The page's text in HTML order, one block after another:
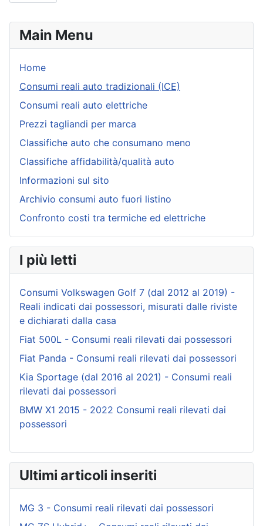
Main Menu
Home
Consumi reali auto tradizionali (ICE)
Consumi reali auto elettriche
Prezzi tagliandi per marca
Classifiche auto che consumano meno
Classifiche affidabilità/qualità auto
Informazioni sul sito
Archivio consumi auto fuori listino
Confronto costi tra termiche ed elettriche
I più letti
Consumi Volkswagen Golf 7 (dal 2012 al 2019) -
Reali indicati dai possessori, misurati dalle riviste
e dichiarati dalla casa
Fiat 500L - Consumi reali rilevati dai possessori
Fiat Panda - Consumi reali rilevati dai possessori
Kia Sportage (dal 2016 al 2021) - Consumi reali
rilevati dai possessori
BMW X1 2015 - 2022 Consumi reali rilevati dai
possessori
Ultimi articoli inseriti
MG 3 - Consumi reali rilevati dai possessori